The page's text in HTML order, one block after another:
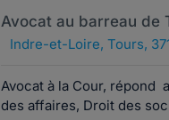
Avocat au barreau de
Indre-et-Loire, Tours,
Avocat à la Cour, répond
des affaires, Droit des